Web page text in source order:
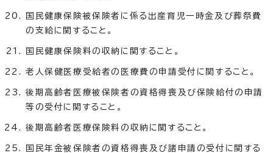
国民健康保険被保険者に係る出産育児一時金及び葬祭費
の支給に関すること。
国民健康保険料の収納に関すること。
老人保健医療受給者の医療費の申請受付に関すること。
後期高齢者医療被保険者の資格得喪及び保険給付の申請
等の受付に関すること。
後期高齢者医療保険料の収納に関すること。
国民年金被保険者の資格得喪及び諸申請の受付に関する